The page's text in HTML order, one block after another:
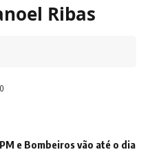
Ribas
e Bombeiros vão até o dia